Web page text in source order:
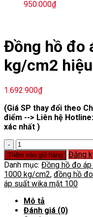
950.000₫
Đồng hồ đo
kg/cm2
1.692.900₫
(Giá SP thay đổi theo
điểm --> Liên hệ Hotline:
xác nhất )
Đồng
hồ
đo
áp
suất
0
to
1000
Thêm vào giỏ hàng
Đăng
Danh mục: Đồng hồ đo
1000 kg/cm2, đồng hồ
áp suất wika mặt 100
Mô tả
Đánh giá (0)